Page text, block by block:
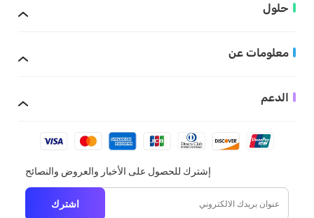
حلول
معلومات عن
الدعم
إشترك للحصول على الأخبار والعروض والنصائح
اشترك